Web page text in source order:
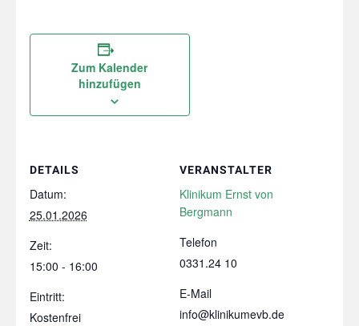
Zum Kalender
hinzufügen
DETAILS
Datum:
25.01.2026
Zeit:
15:00 - 16:00
Eintritt:
Kostenfrei
VERANSTALTER
Klinikum Ernst von
Bergmann
Telefon
0331.24 10
E-Mail
info@klinikumevb.de